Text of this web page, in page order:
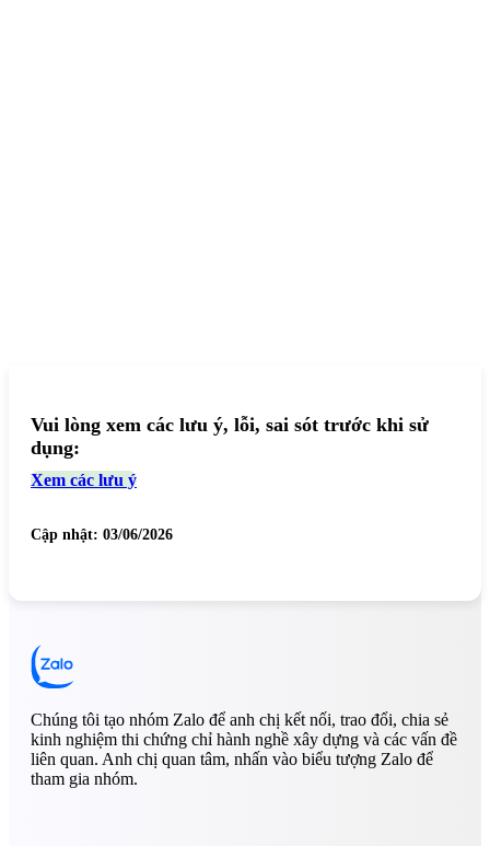
Vui lòng xem các lưu ý, lỗi, sai sót trước khi sử
dụng:
Xem các lưu ý
Cập nhật: 03/06/2026
Chúng tôi tạo nhóm Zalo để anh chị kết nối, trao đổi, chia sẻ
kinh nghiệm thi chứng chỉ hành nghề xây dựng và các vấn đề
liên quan. Anh chị quan tâm, nhấn vào biểu tượng Zalo để
tham gia nhóm.